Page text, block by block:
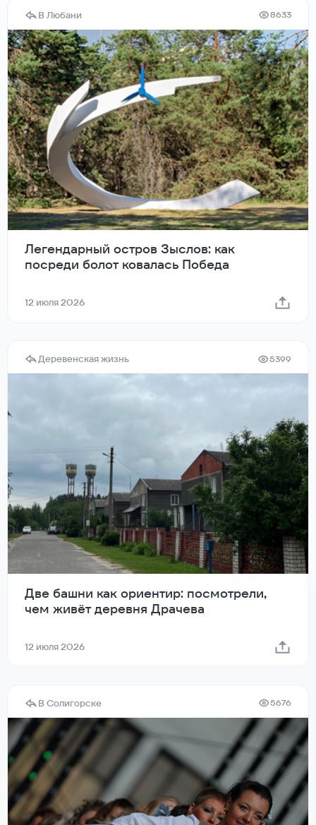
В Любани 8633
Легендарный остров Зыслов: как
посреди болот ковалась Победа
12 июля 2026
Деревенская жизнь 5399
Две башни как ориентир: посмотрели,
чем живёт деревня Драчева
12 июля 2026
В Солигорске 5676